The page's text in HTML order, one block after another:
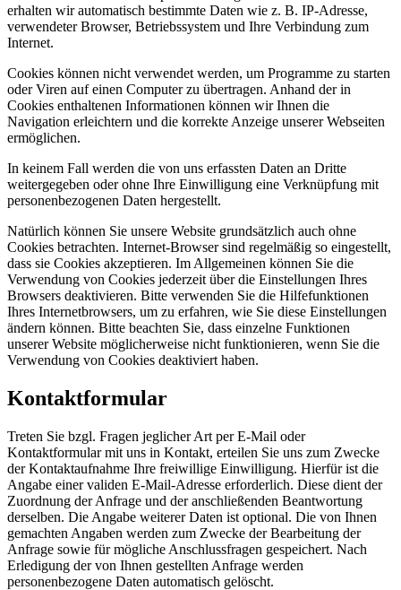
erhalten wir automatisch bestimmte Daten wie z. B. IP-Adresse,
verwendeter Browser, Betriebssystem und Ihre Verbindung zum
Internet.
Cookies können nicht verwendet werden, um Programme zu starten
oder Viren auf einen Computer zu übertragen. Anhand der in
Cookies enthaltenen Informationen können wir Ihnen die
Navigation erleichtern und die korrekte Anzeige unserer Webseiten
ermöglichen.
In keinem Fall werden die von uns erfassten Daten an Dritte
weitergegeben oder ohne Ihre Einwilligung eine Verknüpfung mit
personenbezogenen Daten hergestellt.
Natürlich können Sie unsere Website grundsätzlich auch ohne
Cookies betrachten. Internet-Browser sind regelmäßig so eingestellt,
dass sie Cookies akzeptieren. Im Allgemeinen können Sie die
Verwendung von Cookies jederzeit über die Einstellungen Ihres
Browsers deaktivieren. Bitte verwenden Sie die Hilfefunktionen
Ihres Internetbrowsers, um zu erfahren, wie Sie diese Einstellungen
ändern können. Bitte beachten Sie, dass einzelne Funktionen
unserer Website möglicherweise nicht funktionieren, wenn Sie die
Verwendung von Cookies deaktiviert haben.
Kontaktformular
Treten Sie bzgl. Fragen jeglicher Art per E-Mail oder
Kontaktformular mit uns in Kontakt, erteilen Sie uns zum Zwecke
der Kontaktaufnahme Ihre freiwillige Einwilligung. Hierfür ist die
Angabe einer validen E-Mail-Adresse erforderlich. Diese dient der
Zuordnung der Anfrage und der anschließenden Beantwortung
derselben. Die Angabe weiterer Daten ist optional. Die von Ihnen
gemachten Angaben werden zum Zwecke der Bearbeitung der
Anfrage sowie für mögliche Anschlussfragen gespeichert. Nach
Erledigung der von Ihnen gestellten Anfrage werden
personenbezogene Daten automatisch gelöscht.